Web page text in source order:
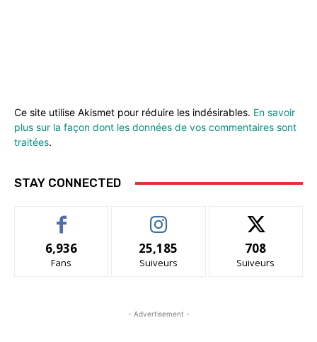
Ce site utilise Akismet pour réduire les indésirables. En savoir
plus sur la façon dont les données de vos commentaires sont
traitées.
STAY CONNECTED
6,936
Fans
25,185
Suiveurs
708
Suiveurs
- Advertisement -